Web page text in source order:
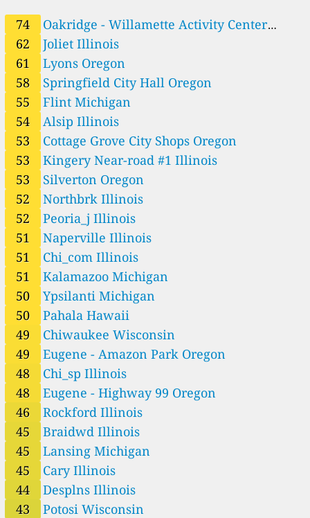
45
Lansing, Michigan, USA
Leilani, Hawaii, USA
61
Lyons, Oregon, USA
33
Madison East, Wisconsin, USA
17
Mountain View, Hawaii, USA
51
Naperville, Illinois, USA
--
Niumalu, Hawaii, USA
40
Normal, Illinois, USA
52
Northbrk, Illinois, USA
74
Oakridge - Willamette Activity Center, Oregon, USA
Ocean View, Hawaii, USA
50
Pahala, Hawaii, USA
52
Peoria_j, Illinois, USA
12
Perkinstown, Wisconsin, USA
39
Port Huron, Michigan, USA
Potawatomi, Wisconsin, USA
43
Potosi, Wisconsin, USA
40
Rock_is, Illinois, USA
46
Rockford, Illinois, USA
17
Sand Island, Hawaii, USA
29
Seney, Michigan, USA
53
Silverton, Oregon, USA
38
Springfield Ag, Illinois, USA
58
Springfield City Hall, Oregon, USA
Tecumseh, Michigan, USA
Trout Lake, Wisconsin, USA
50
Ypsilanti, Michigan, USA
74
Oakridge - Willamette Activity Center
Oregon
62
Joliet Illinois
61
Lyons Oregon
58
Springfield City Hall Oregon
55
Flint Michigan
54
Alsip Illinois
53
Cottage Grove City Shops Oregon
53
Kingery Near-road #1 Illinois
53
Silverton Oregon
52
Northbrk Illinois
52
Peoria_j Illinois
51
Naperville Illinois
51
Chi_com Illinois
51
Kalamazoo Michigan
50
Ypsilanti Michigan
50
Pahala Hawaii
49
Chiwaukee Wisconsin
49
Eugene - Amazon Park Oregon
48
Chi_sp Illinois
48
Eugene - Highway 99 Oregon
46
Rockford Illinois
45
Braidwd Illinois
45
Lansing Michigan
45
Cary Illinois
44
Desplns Illinois
43
Potosi Wisconsin